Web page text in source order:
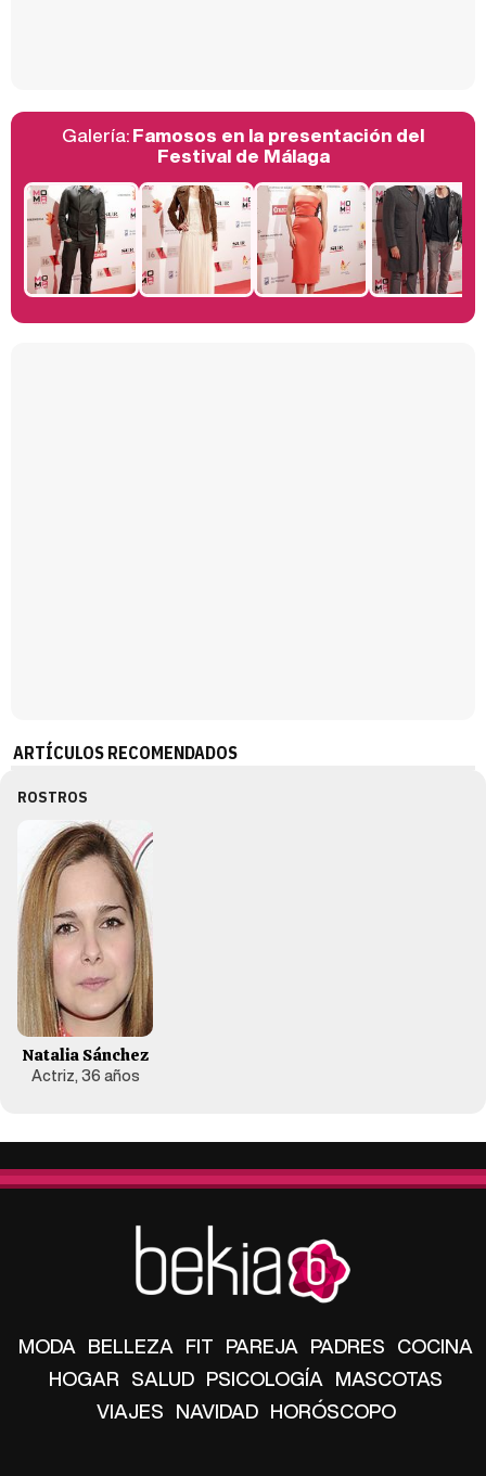
Manu Baqueiro: "Tuve como referente a Bruce Willis en 'Luz de Luna' para mi trabajo en la serie 'Perdiendo el juicio'"
Galería:Famosos en la presentación del
Festival de Málaga
ARTÍCULOS RECOMENDADOS
ROSTROS
Natalia Sánchez
Actriz, 36 años
MODA BELLEZA FIT PAREJA PADRES COCINA
HOGAR SALUD PSICOLOGÍA MASCOTAS
VIAJES NAVIDAD HORÓSCOPO